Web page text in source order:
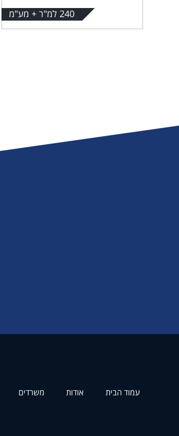
240 למ"ר + מע"מ
עמוד הבית אודות משרדים